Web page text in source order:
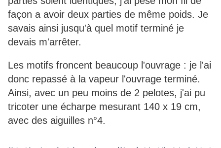
façon a avoir deux parties de même poids. Je
savais ainsi jusqu'à quel motif terminé je
devais m'arrêter.
Les motifs froncent beaucoup l'ouvrage : je l'ai
donc repassé à la vapeur l'ouvrage terminé.
Ainsi, avec un peu moins de 2 pelotes, j'ai pu
tricoter une écharpe mesurant 140 x 19 cm,
avec des aiguilles n°4.